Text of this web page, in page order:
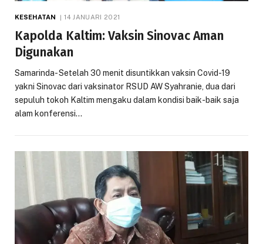
KESEHATAN 14 JANUARI 2021
Kapolda Kaltim: Vaksin Sinovac Aman
Digunakan
Samarinda- Setelah 30 menit disuntikkan vaksin Covid-19
yakni Sinovac dari vaksinator RSUD AW Syahranie, dua dari
sepuluh tokoh Kaltim mengaku dalam kondisi baik-baik saja
alam konferensi…